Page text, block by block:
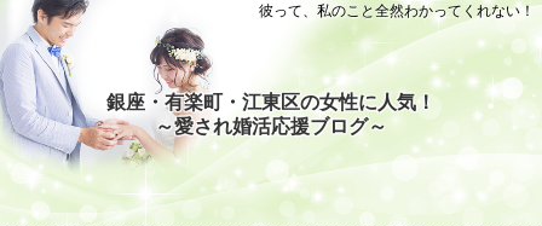
彼って、私のこと全然わかってくれない！
銀座・有楽町・江東区の女性に人気！
～愛され婚活応援ブログ～